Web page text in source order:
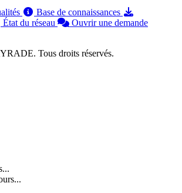
Base de connaissances
État du réseau Ouvrir une demande
Tous droits réservés.